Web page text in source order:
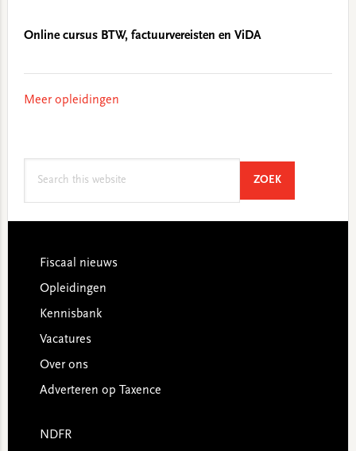
Online cursus BTW, factuurvereisten en ViDA
Meer opleidingen
ZOEKSEARCH
Footer
Fiscaal nieuws
Opleidingen
Kennisbank
Vacatures
Over ons
Adverteren op Taxence
NDFR